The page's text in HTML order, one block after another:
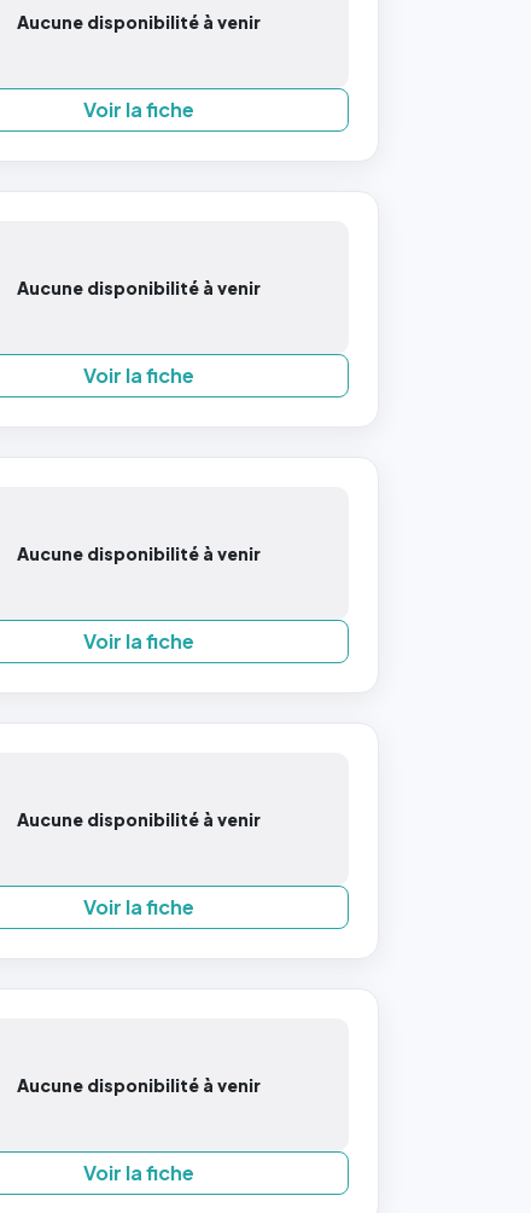
Aucune disponibilité à venir
Voir la fiche
Aucune disponibilité à venir
Voir la fiche
Aucune disponibilité à venir
Voir la fiche
Aucune disponibilité à venir
Voir la fiche
Aucune disponibilité à venir
Voir la fiche